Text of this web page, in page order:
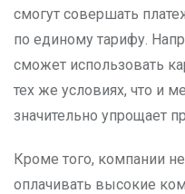
смогут совершать
по единому тарифу.
сможет использовать
тех же условиях, что и
значительно упрощает
Кроме того, компании
оплачивать высокие